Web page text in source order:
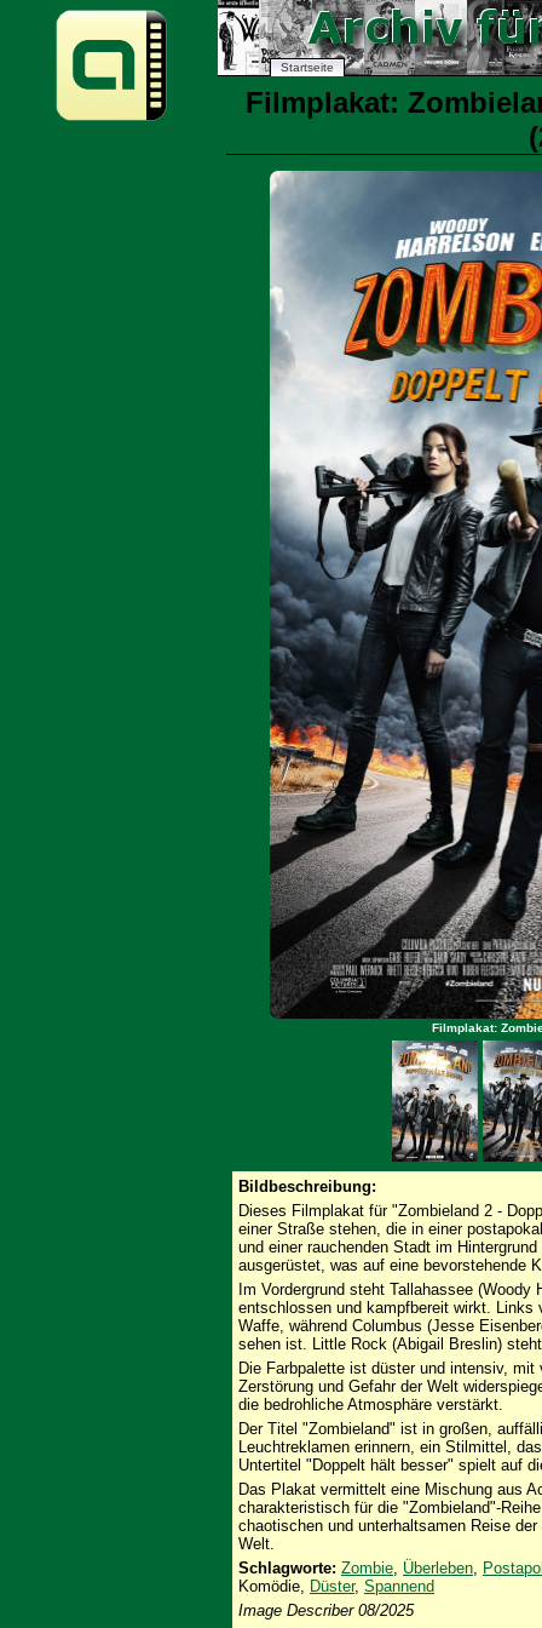
Startseite
Filmplakat:
Filmplakat:
Bildbeschreibung:
Dieses Filmplakat für "Zombieland 2 -
einer Straße stehen, die in einer
und einer rauchenden Stadt im
ausgerüstet, was auf eine bevorstehende
Im Vordergrund steht Tallahassee
entschlossen und kampfbereit wirkt.
Waffe, während Columbus (Jesse
sehen ist. Little Rock (Abigail Breslin)
Die Farbpalette ist düster und intensiv,
Zerstörung und Gefahr der Welt
die bedrohliche Atmosphäre verstärkt.
Der Titel "Zombieland" ist in großen,
Leuchtreklamen erinnern, ein Stilmittel,
Untertitel "Doppelt hält besser" spielt auf
Das Plakat vermittelt eine Mischung aus
charakteristisch für die "Zombieland"-
chaotischen und unterhaltsamen Reise
Welt.
Schlagworte: Zombie, Überleben,
Komödie, Düster, Spannend
Image Describer 08/2025